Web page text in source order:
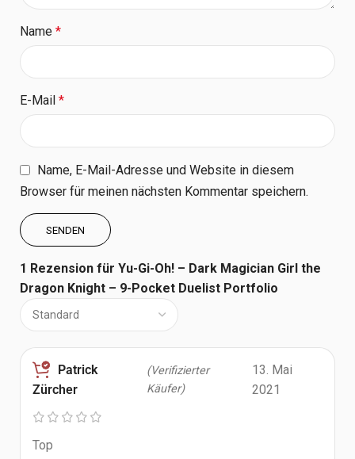
1 Rezension für Yu-Gi-Oh! – Dark Magician Girl the
Dragon Knight – 9-Pocket Duelist Portfolio
Patrick
Zürcher
(Verifizierter
Käufer)
13. Mai
2021
Top
Name *
E-Mail *
Name, E-Mail-Adresse und Website in diesem
Browser für meinen nächsten Kommentar speichern.